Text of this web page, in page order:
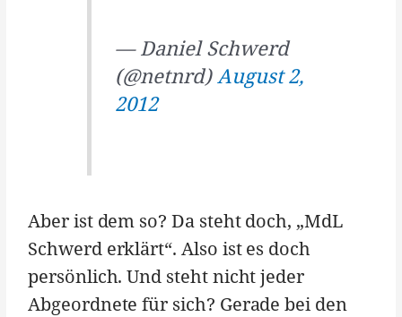
— Daniel Schwerd
(@netnrd) August 2,
2012
Aber ist dem so? Da steht doch, „MdL
Schwerd erklärt“. Also ist es doch
persönlich. Und steht nicht jeder
Abgeordnete für sich? Gerade bei den